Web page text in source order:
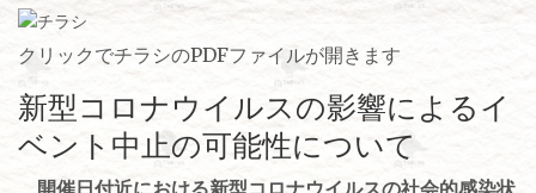
クリックでチラシのPDFファイルが開きます
新型コロナウイルスの影響によるイ
ベント中止の可能性について
開催日付近における新型コロナウイルスの社会的感染状